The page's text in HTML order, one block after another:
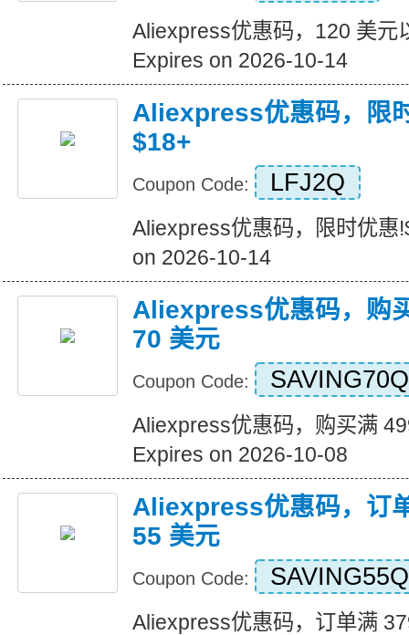
Aliexpress优惠码，120 美元
Expires on 2026-10-14
Aliexpress优惠码，限
$18+
Coupon Code: LFJ2Q
Aliexpress优惠码，限时优惠
on 2026-10-14
Aliexpress优惠码，购
70 美元
Coupon Code: SAVING70Q
Aliexpress优惠码，购买满
Expires on 2026-10-08
Aliexpress优惠码，订
55 美元
Coupon Code: SAVING55Q
Aliexpress优惠码，订单满